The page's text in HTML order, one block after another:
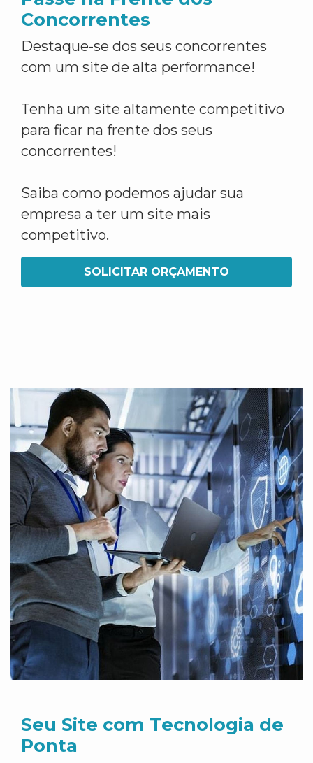
Concorrentes
Destaque-se dos seus concorrentes
com um site de alta performance!
Tenha um site altamente competitivo
para ficar na frente dos seus
concorrentes!
Saiba como podemos ajudar sua
empresa a ter um site mais
competitivo.
SOLICITAR ORÇAMENTO
Seu Site com Tecnologia de
Ponta